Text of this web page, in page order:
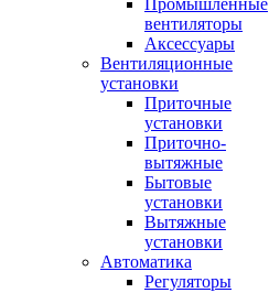
Промышленные
вентиляторы
Аксессуары
Вентиляционные
установки
Приточные
установки
Приточно-
вытяжные
Бытовые
установки
Вытяжные
установки
Автоматика
Регуляторы